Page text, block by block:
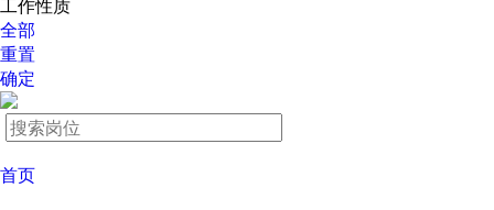
工作性质
全部
重置
确定
首页